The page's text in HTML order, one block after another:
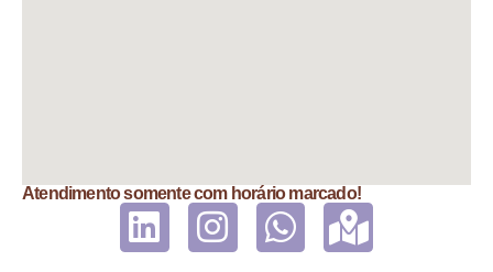
Atendimento somente com horário marcado!